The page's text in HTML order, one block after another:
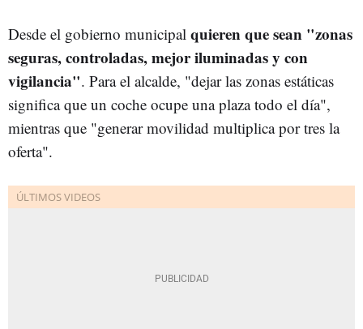
Desde el gobierno municipal quieren que sean "zonas
seguras, controladas, mejor iluminadas y con
vigilancia". Para el alcalde, "dejar las zonas estáticas
significa que un coche ocupe una plaza todo el día",
mientras que "generar movilidad multiplica por tres la
oferta".